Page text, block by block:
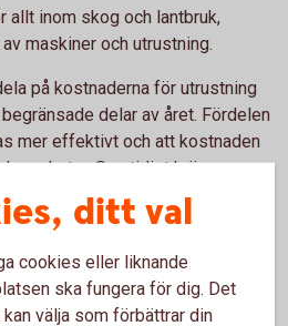
allt inom skog och lantbruk,
maskiner och utrustning.
på kostnaderna för utrustning
delar av året. Fördelen
mer effektivt och att kostnaden
Samtidigt kräver
samordning kring när
alternativ som
ditt val
cookies eller liknande
ska fungera för dig. Det
välja som förbättrar din